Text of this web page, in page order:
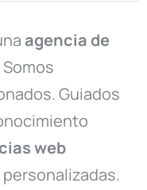
agencia de
Somos
Guiados
web